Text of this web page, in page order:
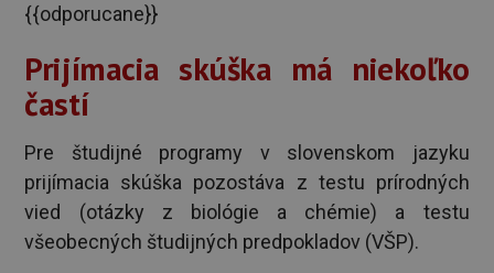
{{odporucane}}
Prijímacia skúška má niekoľko
častí
Pre študijné programy v slovenskom jazyku
prijímacia skúška pozostáva z testu prírodných
vied (otázky z biológie a chémie) a testu
všeobecných študijných predpokladov (VŠP).